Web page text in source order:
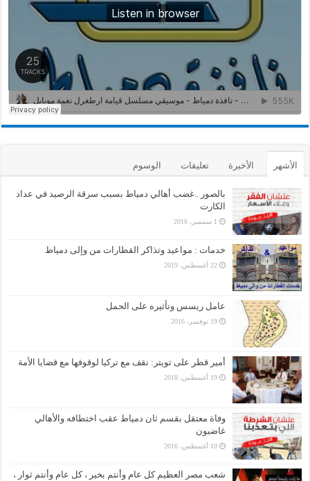
الأشهر الأخيرة تعليقات الوسوم
بالصور ..غضب أهالي دمياط بسبب سرقة الرصيد في عداد
الكارت
1 سبتمبر، 2016
خدمات : مواعيد وتذاكر القطارات من وإلى دمياط
22 أغسطس، 2019
عامل ريسس وتأثيره على الحمل
19 نوفمبر، 2016
أمير قطر على تويتر: نقف مع تركيا لوقوفها مع قضايا الأمة
19 أغسطس، 2018
وفاة معتقل بقسم ثان دمياط عقب اختطافه والأهالي
غاضبون
10 أغسطس، 2016
شعب مصر العظيم كل عام وأنتم بخير ، كل عام وأنتم ثوار ،